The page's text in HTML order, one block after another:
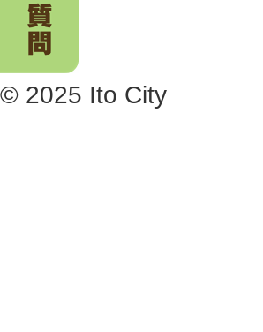
© 2025 Ito City